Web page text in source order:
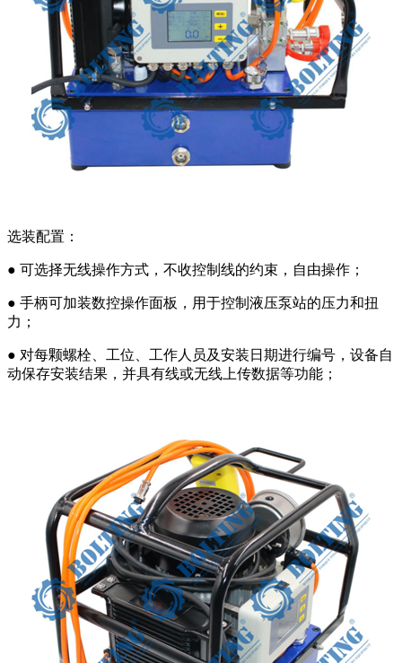
选装配置：
● 可选择无线操作方式，不收控制线的约束，自由操作；
● 手柄可加装数控操作面板，用于控制液压泵站的压力和扭
力；
● 对每颗螺栓、工位、工作人员及安装日期进行编号，设备自
动保存安装结果，并具有线或无线上传数据等功能；